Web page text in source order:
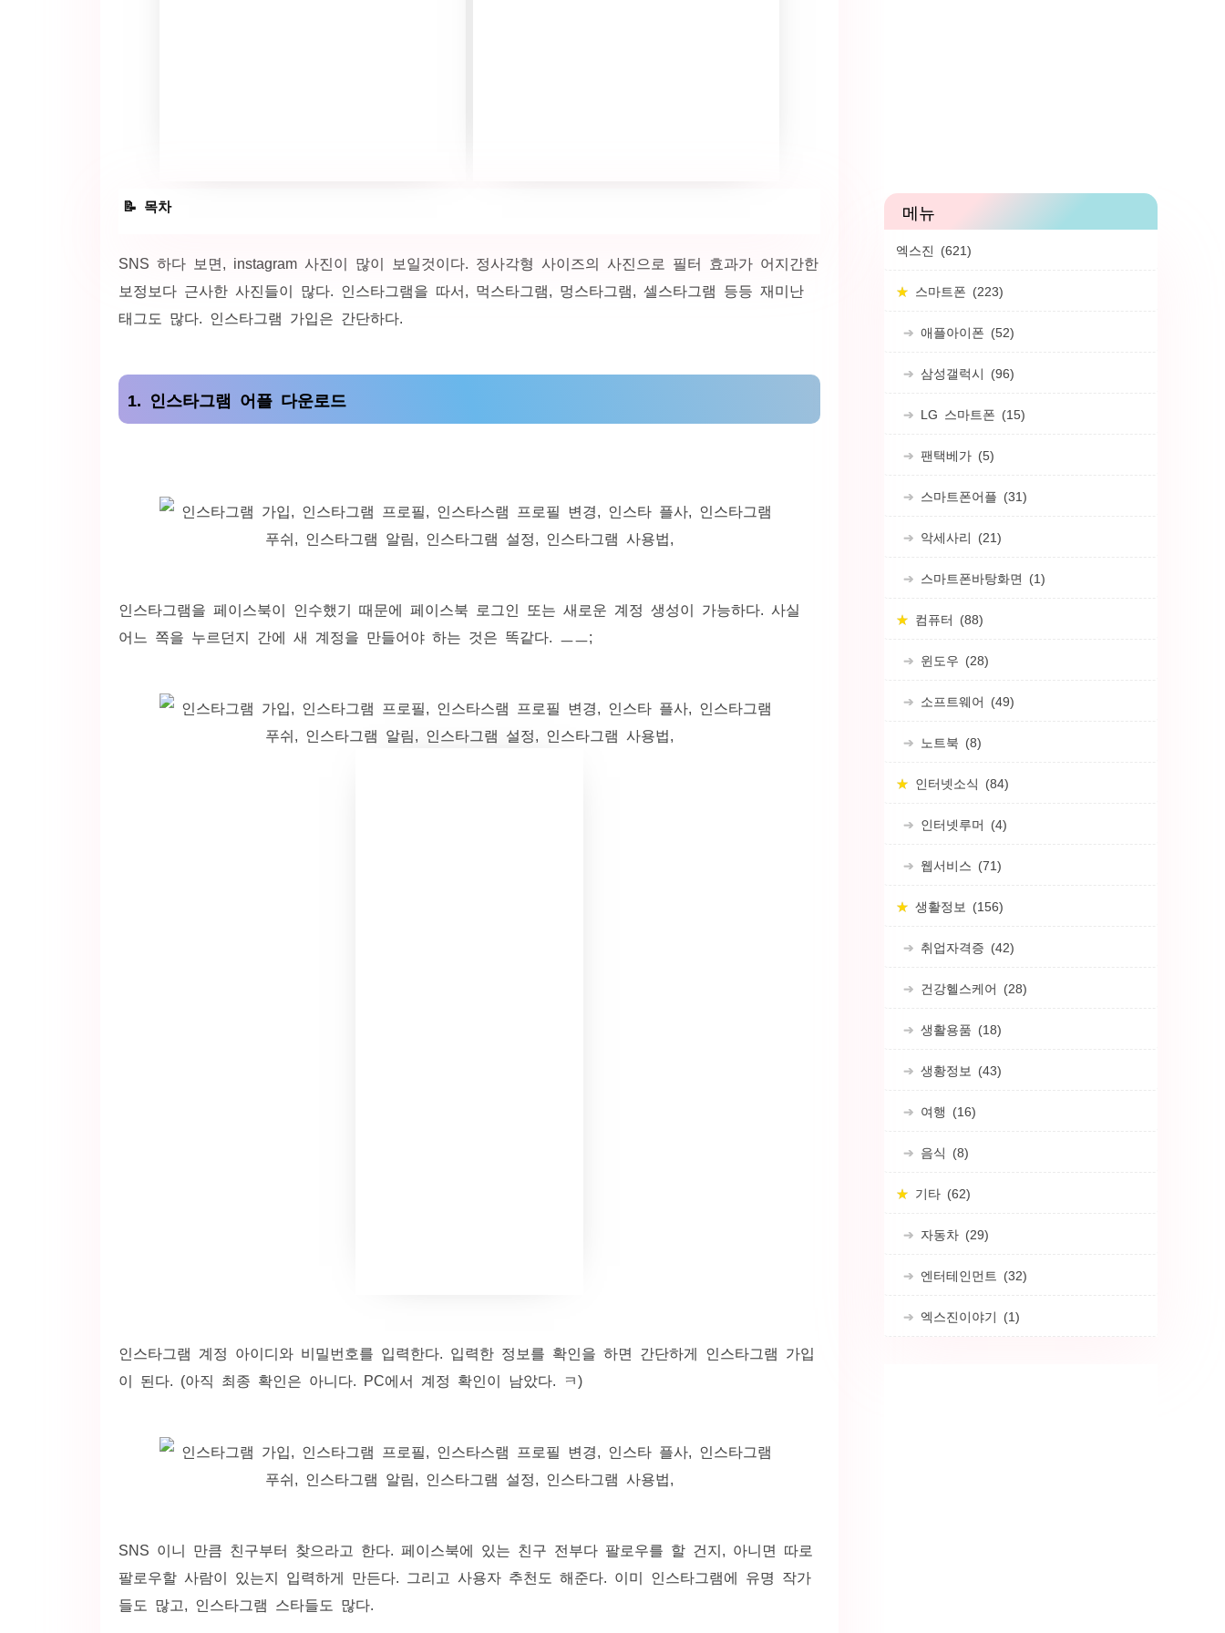
인스타그램 프로필 사진 변경
인스타그램 푸시 알림 설정
SNS 하다 보면, instagram 사진이 많이 보일것이다. 정사각형 사이즈의 사진으로 필터 효과가 어지간한
보정보다 근사한 사진들이 많다. 인스타그램을 따서, 먹스타그램, 멍스타그램, 셀스타그램 등등 재미난
태그도 많다. 인스타그램 가입은 간단하다.
1. 인스타그램 어플 다운로드
인스타그램을 페이스북이 인수했기 때문에 페이스북 로그인 또는 새로운 계정 생성이 가능하다. 사실
어느 쪽을 누르던지 간에 새 계정을 만들어야 하는 것은 똑같다. ㅡㅡ;
인스타그램 계정 아이디와 비밀번호를 입력한다. 입력한 정보를 확인을 하면 간단하게 인스타그램 가입
이 된다. (아직 최종 확인은 아니다. PC에서 계정 확인이 남았다. ㅋ)
SNS 이니 만큼 친구부터 찾으라고 한다. 페이스북에 있는 친구 전부다 팔로우를 할 건지, 아니면 따로
팔로우할 사람이 있는지 입력하게 만든다. 그리고 사용자 추천도 해준다. 이미 인스타그램에 유명 작가
들도 많고, 인스타그램 스타들도 많다.
엑스진 (621)
스마트폰 (223)
애플아이폰 (52)
삼성갤럭시 (96)
LG 스마트폰 (15)
팬택베가 (5)
스마트폰어플 (31)
악세사리 (21)
스마트폰바탕화면 (1)
컴퓨터 (88)
윈도우 (28)
소프트웨어 (49)
노트북 (8)
인터넷소식 (84)
인터넷루머 (4)
웹서비스 (71)
생활정보 (156)
취업자격증 (42)
건강헬스케어 (28)
생활용품 (18)
생황정보 (43)
여행 (16)
음식 (8)
기타 (62)
자동차 (29)
엔터테인먼트 (32)
엑스진이야기 (1)